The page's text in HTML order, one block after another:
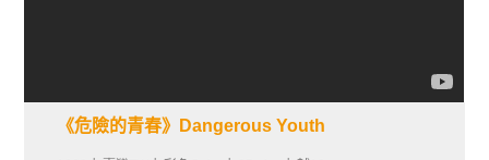
《危險的青春》Dangerous Youth